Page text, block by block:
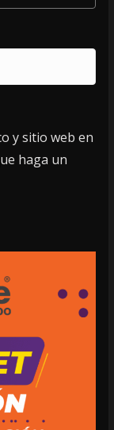
y sitio web en
haga un